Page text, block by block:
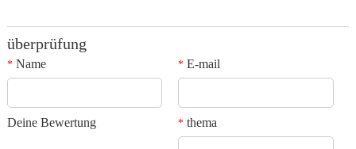
überprüfung
*Name *E-mail
Deine Bewertung *thema